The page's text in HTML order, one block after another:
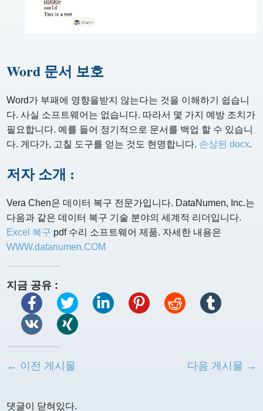
Word 문서 보호
Word가 부패에 영향을받지 않는다는 것을 이해하기 쉽습니
다. 사실 소프트웨어는 없습니다. 따라서 몇 가지 예방 조치가
필요합니다. 예를 들어 정기적으로 문서를 백업 할 수 있습니
다. 게다가, 고칠 도구를 얻는 것도 현명합니다. 손상된 docx.
저자 소개 :
Vera Chen은 데이터 복구 전문가입니다. DataNumen, Inc.는
다음과 같은 데이터 복구 기술 분야의 세계적 리더입니다.
Excel 복구 pdf 수리 소프트웨어 제품. 자세한 내용은
WWW.datanumen.COM
지금 공유 :
← 이전 게시물 다음 게시물 →
댓글이 닫혀있다.